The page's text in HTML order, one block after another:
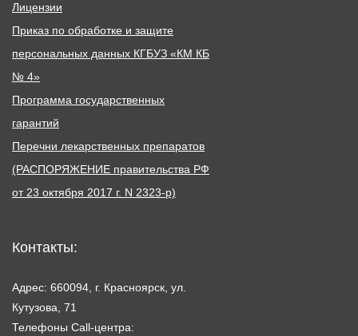
Лицензии
Приказ по обработке и защите
персональных данных КГБУЗ «КМ КБ
№ 4»
Программа государственных
гарантий
Перечни лекарственных препаратов
(РАСПОРЯЖЕНИЕ правительства РФ
от 23 октября 2017 г. N 2323-р)
Контакты:
Адрес: 660094, г. Красноярск, ул.
Кутузова, 71
Телефоны Call-центра: